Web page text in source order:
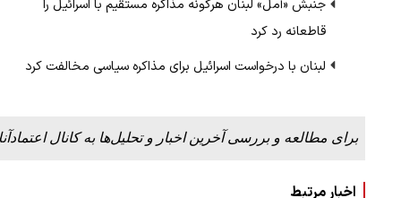
جنبش «أمل» لبنان هرگونه مذاکره مستقیم با اسرائیل را
قاطعانه رد کرد
لبنان با درخواست اسرائیل برای مذاکره سیاسی مخالفت کرد
برای مطالعه و بررسی آخرین اخبار و تحلیل‌ها به کانال
اخبار مرتبط
"کوماموتو" ژاپن ۹ روز…